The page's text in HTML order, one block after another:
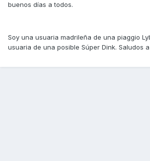
buenos días a todos.
Soy una usuaria madrileña de una piaggio
usuaria de una posible Súper Dink. Saludos